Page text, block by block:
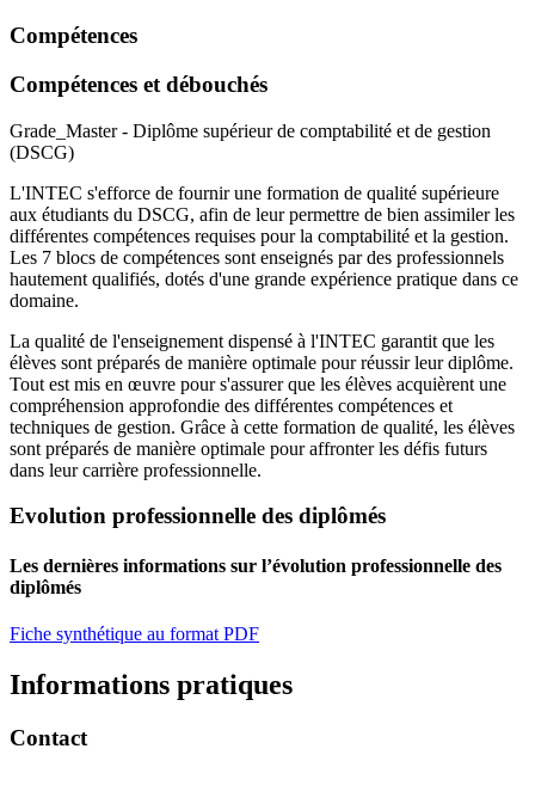
Compétences
Compétences et débouchés
Grade_Master - Diplôme supérieur de comptabilité et de gestion
(DSCG)
L'INTEC s'efforce de fournir une formation de qualité supérieure
aux étudiants du DSCG, afin de leur permettre de bien assimiler les
différentes compétences requises pour la comptabilité et la gestion.
Les 7 blocs de compétences sont enseignés par des professionnels
hautement qualifiés, dotés d'une grande expérience pratique dans ce
domaine.
La qualité de l'enseignement dispensé à l'INTEC garantit que les
élèves sont préparés de manière optimale pour réussir leur diplôme.
Tout est mis en œuvre pour s'assurer que les élèves acquièrent une
compréhension approfondie des différentes compétences et
techniques de gestion. Grâce à cette formation de qualité, les élèves
sont préparés de manière optimale pour affronter les défis futurs
dans leur carrière professionnelle.
Evolution professionnelle des diplômés
Les dernières informations sur l’évolution professionnelle des
diplômés
Fiche synthétique au format PDF
Informations pratiques
Contact